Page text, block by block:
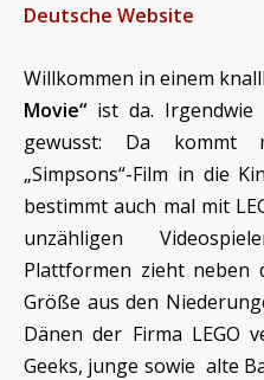
Deutsche Website
Willkommen in einem
Movie“ ist da.
gewusst: Da kommt
„Simpsons“-Film in die
bestimmt auch mal mit
unzähligen
Plattformen zieht neben
Größe aus den
Dänen der Firma LEGO
Geeks, junge sowie alte